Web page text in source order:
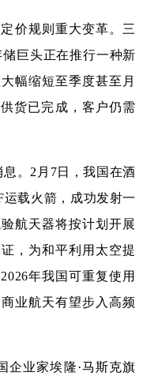
价规则重大变革。三
巨头正在推行一种新
幅缩短至季度甚至月
货已完成，客户仍需
。2月7日，我国在酒
载火箭，成功发射一
航天器将按计划开展
，为和平利用太空提
年我国可重复使用
业航天有望步入高频
企业家埃隆·马斯克旗